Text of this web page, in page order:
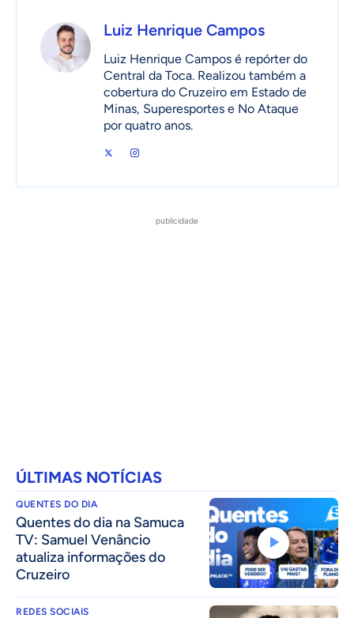
Luiz Henrique Campos
Luiz Henrique Campos é repórter do
Central da Toca. Realizou também a
cobertura do Cruzeiro em Estado de
Minas, Superesportes e No Ataque
por quatro anos.
publicidade
ÚLTIMAS NOTÍCIAS
QUENTES DO DIA
Quentes do dia na Samuca
TV: Samuel Venâncio
atualiza informações do
Cruzeiro
REDES SOCIAIS